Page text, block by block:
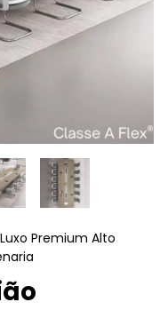
Premium Alto